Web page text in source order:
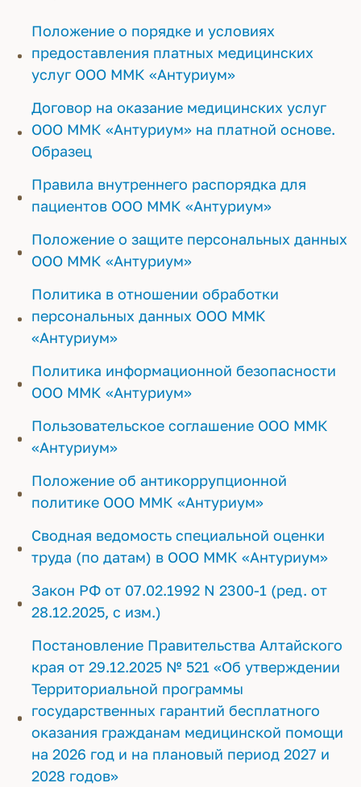
Положение о порядке и условиях
предоставления платных медицинских
услуг ООО ММК «Антуриум»
Договор на оказание медицинских услуг
ООО ММК «Антуриум» на платной основе.
Образец
Правила внутреннего распорядка для
пациентов ООО ММК «Антуриум»
Положение о защите персональных данных
ООО ММК «Антуриум»
Политика в отношении обработки
персональных данных ООО ММК
«Антуриум»
Политика информационной безопасности
ООО ММК «Антуриум»
Пользовательское соглашение ООО ММК
«Антуриум»
Положение об антикоррупционной
политике ООО ММК «Антуриум»
Сводная ведомость специальной оценки
труда (по датам) в ООО ММК «Антуриум»
Закон РФ от 07.02.1992 N 2300-1 (ред. от
28.12.2025, с изм.)
Постановление Правительства Алтайского
края от 29.12.2025 № 521 «Об утверждении
Территориальной программы
государственных гарантий бесплатного
оказания гражданам медицинской помощи
на 2026 год и на плановый период 2027 и
2028 годов»